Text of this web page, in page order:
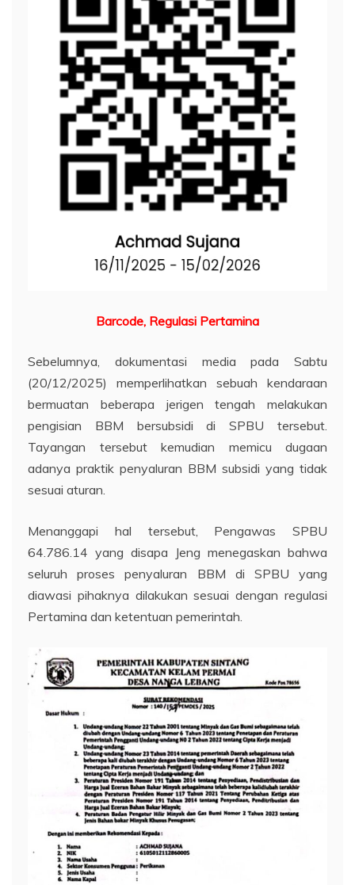
Barcode, Regulasi Pertamina
Sebelumnya, dokumentasi media pada Sabtu
(20/12/2025) memperlihatkan sebuah kendaraan
bermuatan beberapa jerigen tengah melakukan
pengisian BBM bersubsidi di SPBU tersebut.
Tayangan tersebut kemudian memicu dugaan
adanya praktik penyaluran BBM subsidi yang tidak
sesuai aturan.
Menanggapi hal tersebut, Pengawas SPBU
64.786.14 yang disapa Jeng menegaskan bahwa
seluruh proses penyaluran BBM di SPBU yang
diawasi pihaknya dilakukan sesuai dengan regulasi
Pertamina dan ketentuan pemerintah.